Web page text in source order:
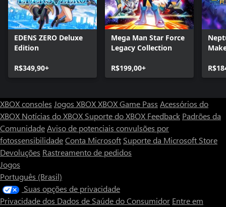
EDENS ZERO Deluxe
Edition
R$349,90+
Mega Man Star Force
Legacy Collection
R$199,00+
XBOX consoles Jogos XBOXXBOX Game Pass Acessórios do
XBOX Notícias do XBOX Suporte do XBOX Feedback Padrões da
ComunidadeAviso de potenciais convulsões por
fotossensibilidadeConta Microsoft Suporte da Microsoft Store
Devoluções Rastreamento de pedidos
Jogos
Português (Brasil)
Suas opções de privacidade
Privacidade dos Dados de Saúde do Consumidor Entre em